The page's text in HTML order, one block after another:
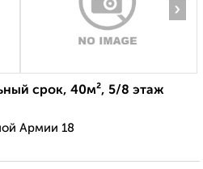
›
срок, 40м², 5/8 этаж
Армии 18